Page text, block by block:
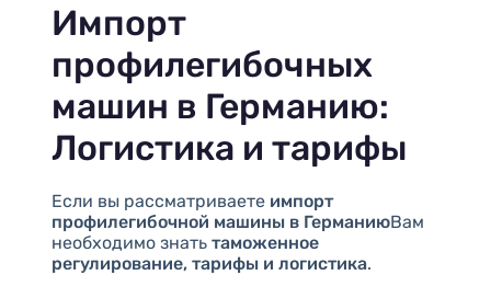
Импорт
профилегибочных
машин в Германию:
Логистика и тарифы
Если вы рассматриваете импорт
профилегибочной машины в ГерманиюВам
необходимо знать таможенное
регулирование, тарифы и логистика.